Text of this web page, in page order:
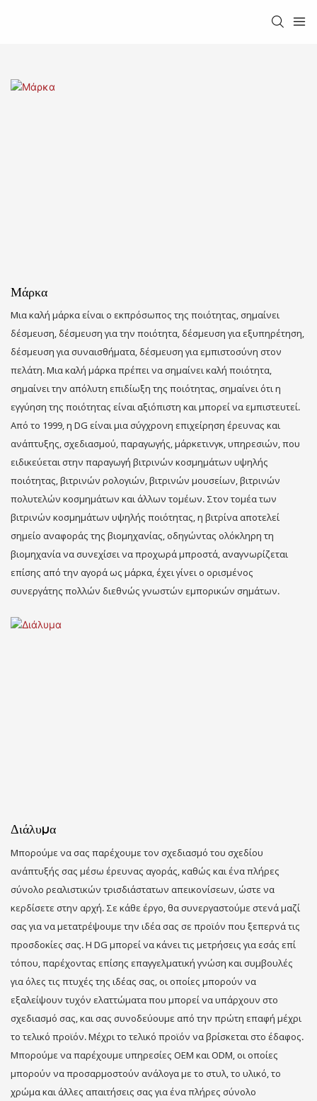
Μάρκα
Μια καλή μάρκα είναι ο εκπρόσωπος της ποιότητας, σημαίνει
δέσμευση, δέσμευση για την ποιότητα, δέσμευση για εξυπηρέτηση,
δέσμευση για συναισθήματα, δέσμευση για εμπιστοσύνη στον
πελάτη. Μια καλή μάρκα πρέπει να σημαίνει καλή ποιότητα,
σημαίνει την απόλυτη επιδίωξη της ποιότητας, σημαίνει ότι η
εγγύηση της ποιότητας είναι αξιόπιστη και μπορεί να εμπιστευτεί.
Από το 1999, η DG είναι μια σύγχρονη επιχείρηση έρευνας και
ανάπτυξης, σχεδιασμού, παραγωγής, μάρκετινγκ, υπηρεσιών, που
ειδικεύεται στην παραγωγή βιτρινών κοσμημάτων υψηλής
ποιότητας, βιτρινών ρολογιών, βιτρινών μουσείων, βιτρινών
πολυτελών κοσμημάτων και άλλων τομέων. Στον τομέα των
βιτρινών κοσμημάτων υψηλής ποιότητας, η βιτρίνα αποτελεί
σημείο αναφοράς της βιομηχανίας, οδηγώντας ολόκληρη τη
βιομηχανία να συνεχίσει να προχωρά μπροστά, αναγνωρίζεται
επίσης από την αγορά ως μάρκα, έχει γίνει ο ορισμένος
συνεργάτης πολλών διεθνώς γνωστών εμπορικών σημάτων.
Διάλυμα
Μπορούμε να σας παρέχουμε τον σχεδιασμό του σχεδίου
ανάπτυξής σας μέσω έρευνας αγοράς, καθώς και ένα πλήρες
σύνολο ρεαλιστικών τρισδιάστατων απεικονίσεων, ώστε να
κερδίσετε στην αρχή. Σε κάθε έργο, θα συνεργαστούμε στενά μαζί
σας για να μετατρέψουμε την ιδέα σας σε προϊόν που ξεπερνά τις
προσδοκίες σας. Η DG μπορεί να κάνει τις μετρήσεις για εσάς επί
τόπου, παρέχοντας επίσης επαγγελματική γνώση και συμβουλές
για όλες τις πτυχές της ιδέας σας, οι οποίες μπορούν να
εξαλείψουν τυχόν ελαττώματα που μπορεί να υπάρχουν στο
σχεδιασμό σας, και σας συνοδεύουμε από την πρώτη επαφή μέχρι
το τελικό προϊόν. Μέχρι το τελικό προϊόν να βρίσκεται στο έδαφος.
Μπορούμε να παρέχουμε υπηρεσίες OEM και ODM, οι οποίες
μπορούν να προσαρμοστούν ανάλογα με το στυλ, το υλικό, το
χρώμα και άλλες απαιτήσεις σας για ένα πλήρες σύνολο